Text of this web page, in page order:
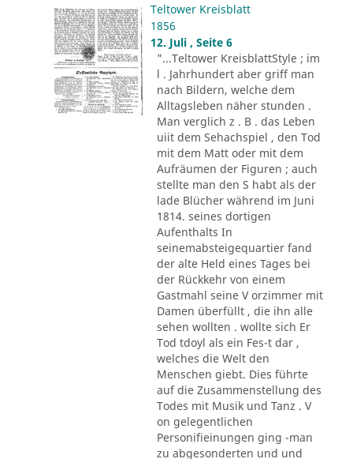
Teltower Kreisblatt
1856
12. Juli , Seite 6
"...Teltower KreisblattStyle ; im
l . Jahrhundert aber griff man
nach Bildern, welche dem
Alltagsleben näher stunden .
Man verglich z . B . das Leben
uiit dem Sehachspiel , den Tod
mit dem Matt oder mit dem
Aufräumen der Figuren ; auch
stellte man den S habt als der
lade Blücher während im Juni
1814. seines dortigen
Aufenthalts In
seinemabsteigequartier fand
der alte Held eines Tages bei
der Rückkehr von einem
Gastmahl seine V orzimmer mit
Damen überfüllt , die ihn alle
sehen wollten . wollte sich Er
Tod tdoyl als ein Fes-t dar ,
welches die Welt den
Menschen giebt. Dies führte
auf die Zusammenstellung des
Todes mit Musik und Tanz . V
on gelegentlichen
Personifieinungen ging -man
zu abgesonderten und und